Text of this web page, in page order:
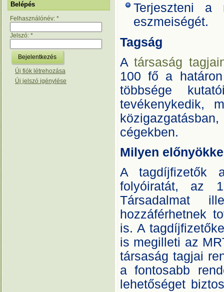
Belépés
Felhasználónév: *
Jelszó: *
Új fiók létrehozása
Új jelszó igénylése
Terjeszteni a
eszmeiségét.
Tagság
Atársaság
100 fő a
többsége
tevékenykedik,
cégekben.
Milyen
A tagdíjfizetők
folyóiratát, az
Társadalmat
hozzáférhetnek
is. A
is megilleti az
társaság tagjai
a fontosabb
lehetőséget